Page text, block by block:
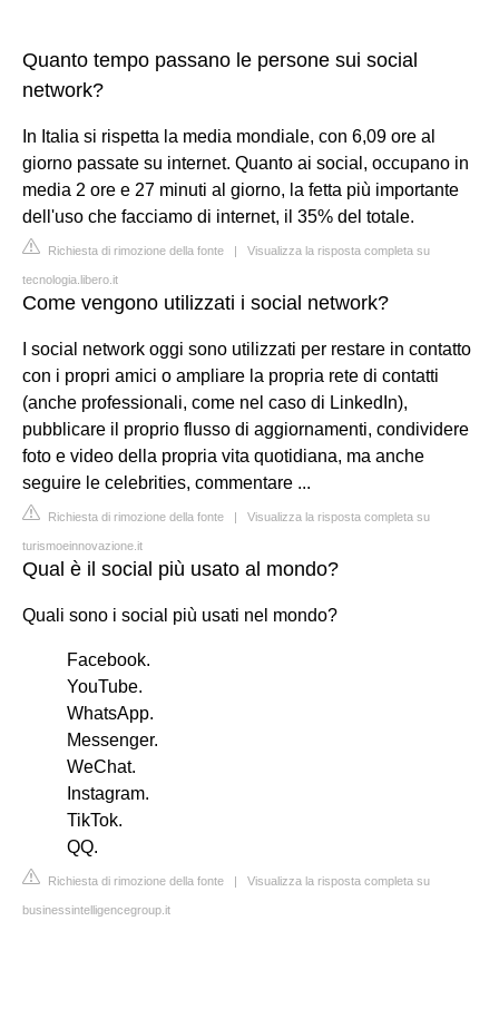
Quanto tempo passano le persone sui social
network?
In Italia si rispetta la media mondiale, con 6,09 ore al
giorno passate su internet. Quanto ai social, occupano in
media 2 ore e 27 minuti al giorno, la fetta più importante
dell'uso che facciamo di internet, il 35% del totale.
Richiesta di rimozione della fonte | Visualizza la risposta completa su
tecnologia.libero.it
Come vengono utilizzati i social network?
I social network oggi sono utilizzati per restare in contatto
con i propri amici o ampliare la propria rete di contatti
(anche professionali, come nel caso di LinkedIn),
pubblicare il proprio flusso di aggiornamenti, condividere
foto e video della propria vita quotidiana, ma anche
seguire le celebrities, commentare ...
Richiesta di rimozione della fonte | Visualizza la risposta completa su
turismoeinnovazione.it
Qual è il social più usato al mondo?
Quali sono i social più usati nel mondo?
Facebook.
YouTube.
WhatsApp.
Messenger.
WeChat.
Instagram.
TikTok.
QQ.
Richiesta di rimozione della fonte | Visualizza la risposta completa su
businessintelligencegroup.it